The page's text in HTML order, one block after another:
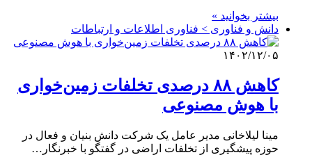
بیشتر بخوانید »
دانش و فناوری > فناوری اطلاعات و ارتباطات
۱۴۰۲/۱۲/۰۵
کاهش ۸۸ درصدی تخلفات زمین‌خواری
با هوش مصنوعی
مینا لیلاخانی مدیر عامل یک شرکت دانش بنیان و فعال در
حوزه پیشگیری از تخلفات اراضی در گفتگو با خبرنگار…